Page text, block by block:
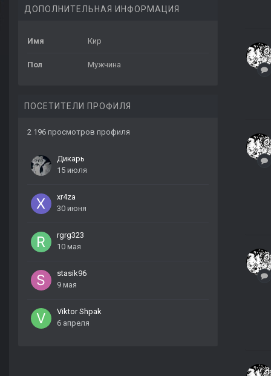
ДОПОЛНИТЕЛЬНАЯ ИНФОРМАЦИЯ
Имя Кир
Пол Мужчина
ПОСЕТИТЕЛИ ПРОФИЛЯ
2 196 просмотров профиля
Дикарь
15 июля
xr4za
30 июня
rgrg323
10 мая
stasik96
9 мая
Viktor Shpak
6 апреля